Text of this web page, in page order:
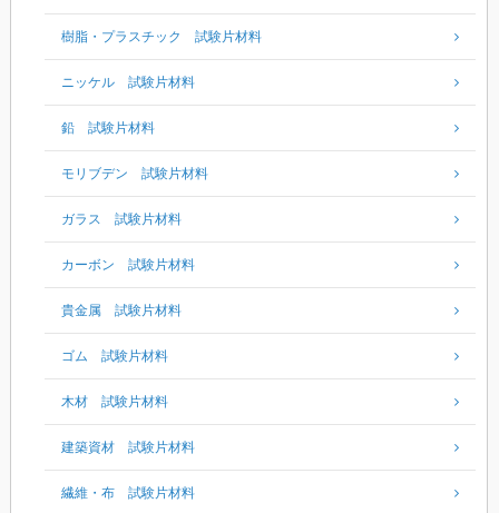
樹脂・プラスチック 試験片材料
ニッケル 試験片材料
鉛 試験片材料
モリブデン 試験片材料
ガラス 試験片材料
カーボン 試験片材料
貴金属 試験片材料
ゴム 試験片材料
木材 試験片材料
建築資材 試験片材料
繊維・布 試験片材料